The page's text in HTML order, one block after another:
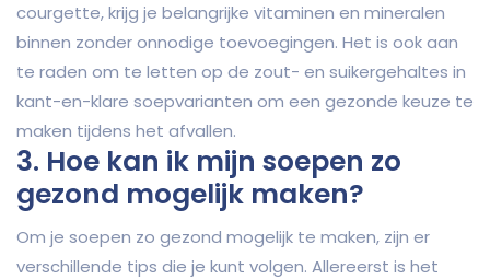
courgette, krijg je belangrijke vitaminen en mineralen
binnen zonder onnodige toevoegingen. Het is ook aan
te raden om te letten op de zout- en suikergehaltes in
kant-en-klare soepvarianten om een gezonde keuze te
maken tijdens het afvallen.
3. Hoe kan ik mijn soepen zo
gezond mogelijk maken?
Om je soepen zo gezond mogelijk te maken, zijn er
verschillende tips die je kunt volgen. Allereerst is het